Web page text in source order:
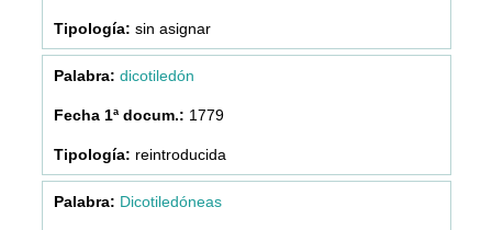
sin asignar
dicotiledón
1779
reintroducida
Dicotiledóneas